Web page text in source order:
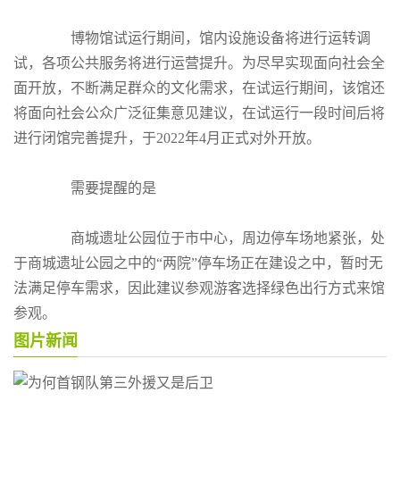
博物馆试运行期间，馆内设施设备将进行运转调
试，各项公共服务将进行运营提升。为尽早实现面向社会全
面开放，不断满足群众的文化需求，在试运行期间，该馆还
将面向社会公众广泛征集意见建议，在试运行一段时间后将
进行闭馆完善提升，于2022年4月正式对外开放。
需要提醒的是
商城遗址公园位于市中心，周边停车场地紧张，处
于商城遗址公园之中的“两院”停车场正在建设之中，暂时无
法满足停车需求，因此建议参观游客选择绿色出行方式来馆
参观。
图片新闻